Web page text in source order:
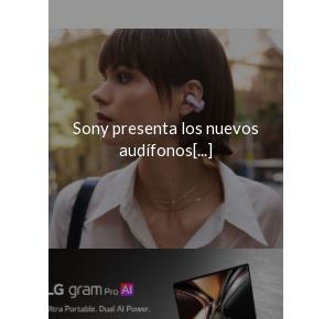
Sony presenta los nuevos
audífonos[...]